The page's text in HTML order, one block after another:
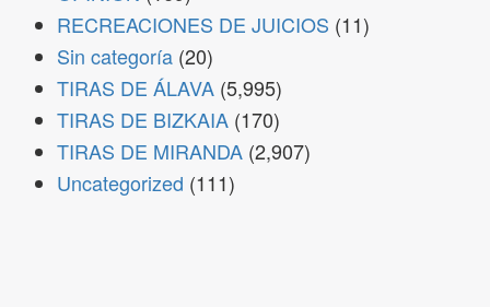
RECREACIONES DE JUICIOS (11)
Sin categoría (20)
TIRAS DE ÁLAVA (5,995)
TIRAS DE BIZKAIA (170)
TIRAS DE MIRANDA (2,907)
Uncategorized (111)